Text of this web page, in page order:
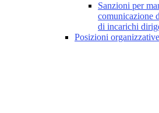
Sanzioni per
comunicazione
di incarichi
Posizioni organizzative